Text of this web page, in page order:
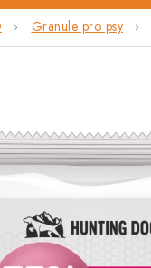
Granule pro psy